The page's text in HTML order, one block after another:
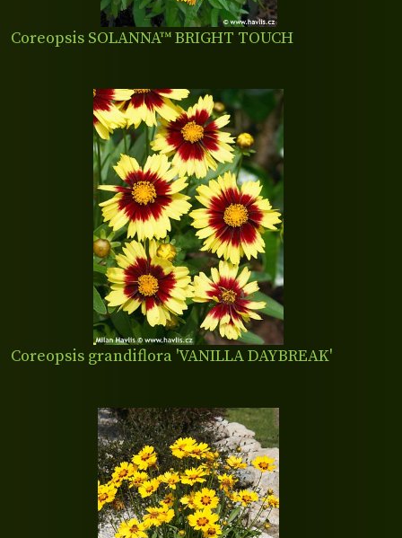
Coreopsis SOLANNA™ BRIGHT TOUCH
Coreopsis grandiflora 'VANILLA DAYBREAK'